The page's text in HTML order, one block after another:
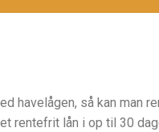
havelågen, så kan man
rentefrit lån i op til 30